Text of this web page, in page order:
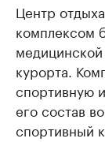
Центр
комплексом
курорта.
спортивную
его состав
спортивный